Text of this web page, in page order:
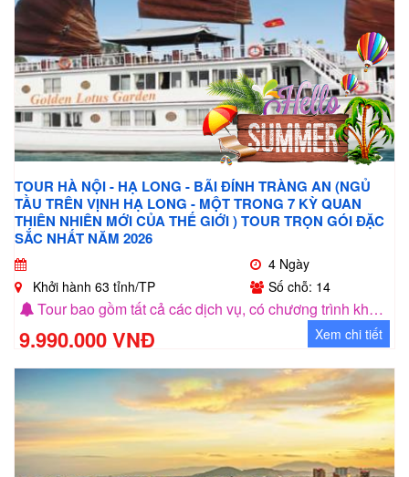
TOUR HÀ NỘI - HẠ LONG - BÃI ĐÍNH TRÀNG AN (NGỦ
TẦU TRÊN VỊNH HẠ LONG - MỘT TRONG 7 KỲ QUAN
THIÊN NHIÊN MỚI CỦA THẾ GIỚI ) TOUR TRỌN GÓI ĐẶC
SẮC NHẤT NĂM 2026
4 Ngày
Khởi hành 63 tỉnh/TP
Số chỗ: 14
Tour bao gồm tất cả các dịch vụ, có chương trình khuyến mãi cho nhóm khách 5 người
9.990.000 VNĐ Xem chi tiết